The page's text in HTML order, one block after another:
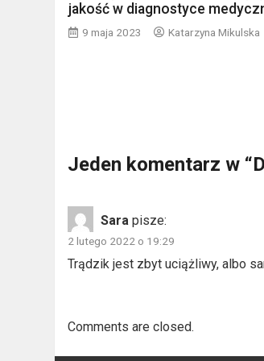
jakość w diagnostyce
9 maja 2023 Katarzyna Mikulska
Jeden komentarz w “
Sara pisze:
2 lutego 2022 o 19:29
Trądzik jest zbyt uciążliwy, albo
Comments are closed.